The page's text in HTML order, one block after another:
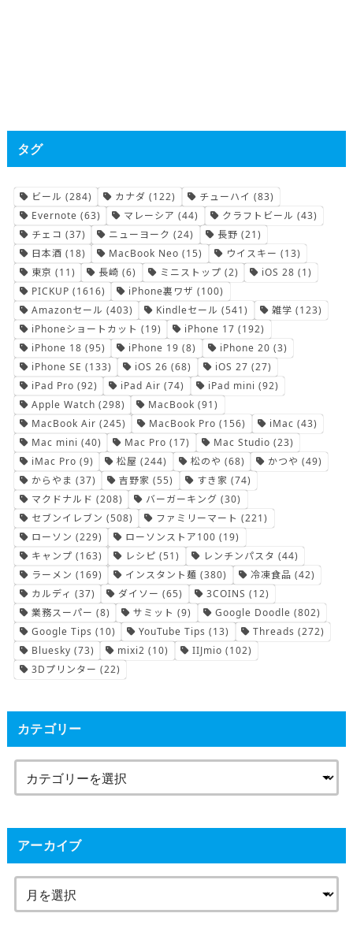
タグ
ビール (284) カナダ (122) チューハイ (83)
Evernote (63) マレーシア (44) クラフトビール (43)
チェコ (37) ニューヨーク (24) 長野 (21)
日本酒 (18) MacBook Neo (15) ウイスキー (13)
東京 (11) 長崎 (6) ミニストップ (2) iOS 28 (1)
PICKUP (1616) iPhone裏ワザ (100)
Amazonセール (403) Kindleセール (541) 雑学 (123)
iPhoneショートカット (19) iPhone 17 (192)
iPhone 18 (95) iPhone 19 (8) iPhone 20 (3)
iPhone SE (133) iOS 26 (68) iOS 27 (27)
iPad Pro (92) iPad Air (74) iPad mini (92)
Apple Watch (298) MacBook (91)
MacBook Air (245) MacBook Pro (156) iMac (43)
Mac mini (40) Mac Pro (17) Mac Studio (23)
iMac Pro (9) 松屋 (244) 松のや (68) かつや (49)
からやま (37) 吉野家 (55) すき家 (74)
マクドナルド (208) バーガーキング (30)
セブンイレブン (508) ファミリーマート (221)
ローソン (229) ローソンストア100 (19)
キャンプ (163) レシピ (51) レンチンパスタ (44)
ラーメン (169) インスタント麺 (380) 冷凍食品 (42)
カルディ (37) ダイソー (65) 3COINS (12)
業務スーパー (8) サミット (9) Google Doodle (802)
Google Tips (10) YouTube Tips (13) Threads (272)
Bluesky (73) mixi2 (10) IIJmio (102)
3Dプリンター (22)
カテゴリー
アーカイブ